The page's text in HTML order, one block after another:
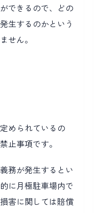
できるので、どの
生するのかという
せん。
められているの
止事項です。
務が発生するとい
に月極駐車場内で
害に関しては賠償